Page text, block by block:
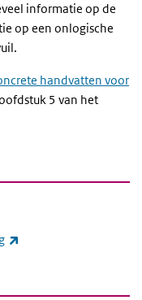
informatie op de
op een onlogische
handvatten voor
5 van het